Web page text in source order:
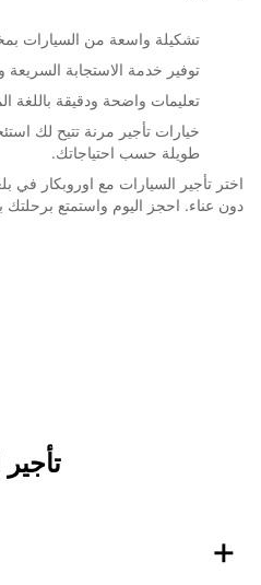
تشكيلة واسعة من السيارات
توفير خدمة الاستجابة
تعليمات واضحة ودقيقة باللغة
خيارات تأجير مرنة تتيح لك
طويلة حسب احتياجاتك.
اختر تأجير السيارات مع اوروبكار في
دون عناء. احجز اليوم واستمتع برحلتك